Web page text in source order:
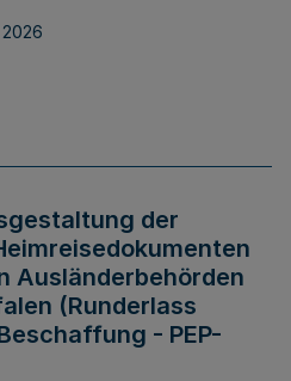
der
Ausländerbehörden
(Runderlass
- PEP-